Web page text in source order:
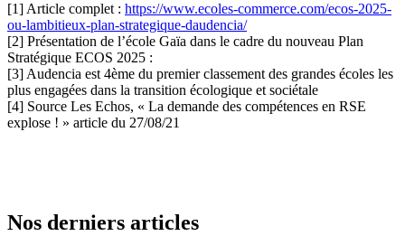
[1] Article complet : https://www.ecoles-commerce.com/ecos-2025-
ou-lambitieux-plan-strategique-daudencia/
[2] Présentation de l’école Gaïa dans le cadre du nouveau Plan
Stratégique ECOS 2025 :
[3] Audencia est 4ème du premier classement des grandes écoles les
plus engagées dans la transition écologique et sociétale
[4] Source Les Echos, « La demande des compétences en RSE
explose ! » article du 27/08/21
Nos derniers articles